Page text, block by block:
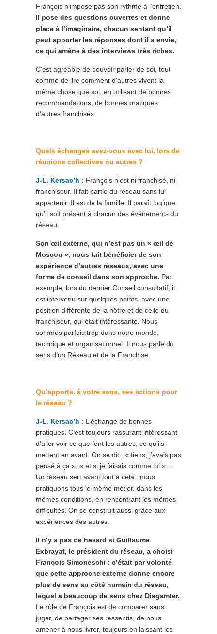
François n’impose pas son rythme à l’entretien.
Il pose des questions ouvertes et donne
place à l’imaginaire, chacun sentant qu’il
peut apporter les réponses dont il a envie,
ce qui amène à des interviews très riches.
C’est agréable de pouvoir parler de soi, tout
comme de lire comment d’autres vivent la
même chose que soi, en utilisant de bonnes
recommandations, de bonnes pratiques
d’autres franchisés.
Quels échanges avez-vous avec lui, lors de
réunions collectives ou autres ?
J-L. Kersac’h : François n’est ni franchisé, ni
franchiseur. Il fait partie du réseau sans lui
appartenir. Il est de la famille. Il paraît logique
qu’il soit présent à chacun des événements du
réseau.
Son œil externe, qui n’est pas un « œil de
Moscou », nous fait bénéficier de son
expérience d’autres réseaux, avec une
forme de conseil dans son approche. Par
exemple, lors du dernier Conseil consultatif, il
est intervenu sur quelques points, avec une
position différente de la nôtre et de celle du
franchiseur, qui était intéressante. Nous
sommes parfois trop dans notre monde,
technique et organisationnel. Il nous parle du
sens d’un Réseau et de la Franchise.
Qu’apporte, à votre sens, ses actions pour
le réseau ?
J-L. Kersac’h : L’échange de bonnes
pratiques. C’est toujours rassurant intéressant
d’aller voir ce que font les autres, ce qu’ils
mettent en avant. On se dit : « tiens, j’avais pas
pensé à ça », « et si je faisais comme lui »…
Un réseau sert avant tout à cela : nous
pratiquons tous le même métier, dans les
mêmes conditions, en rencontrant les mêmes
difficultés. On se construit aussi grâce aux
expériences des autres.
Il n’y a pas de hasard si Guillaume
Exbrayat, le président du réseau, a choisi
François Simoneschi : c’était par volonté
que cette approche externe donne encore
plus de sens au côté humain du réseau,
lequel a beaucoup de sens chez Diagamter.
Le rôle de François est de comparer sans
juger, de partager ses ressentis, de nous
amener à nous livrer, toujours en laissant les